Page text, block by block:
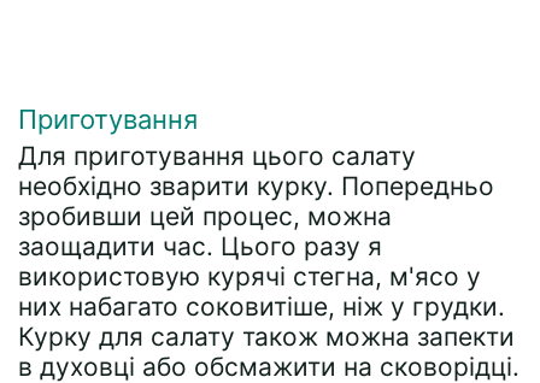
Приготування
Для приготування цього салату
необхідно зварити курку. Попередньо
зробивши цей процес, можна
заощадити час. Цього разу я
використовую курячі стегна, м'ясо у
них набагато соковитіше, ніж у грудки.
Курку для салату також можна запекти
в духовці або обсмажити на сковорідці.